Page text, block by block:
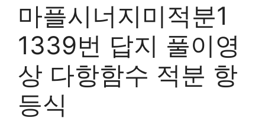
마플시너지미적분1
1339번 답지 풀이영
상 다항함수 적분 항
등식